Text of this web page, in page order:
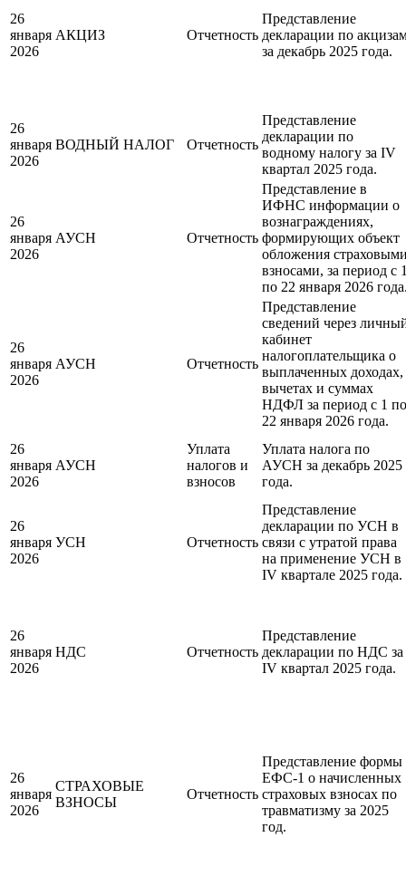
26
января
2026
АКЦИЗ Отчетность
Представление
декларации по
за декабрь 2025 года.
26
января
2026
ВОДНЫЙ НАЛОГ Отчетность
Представление
декларации по
водному налогу за IV
квартал 2025 года.
26
января
2026
АУСН Отчетность
Представление в
ИФНС информации о
вознаграждениях,
формирующих объект
обложения
взносами, за период с
по 22 января 2026
26
января
2026
АУСН Отчетность
Представление
сведений через
кабинет
налогоплательщика о
выплаченных доходах,
вычетах и суммах
НДФЛ за период с 1 по
22 января 2026 года.
26
января
2026
АУСН
Уплата
налогов и
взносов
Уплата налога по
АУСН за декабрь 2025
года.
26
января
2026
УСН Отчетность
Представление
декларации по УСН в
связи с утратой права
на применение УСН в
IV квартале 2025 года.
26
января
2026
НДС Отчетность
Представление
декларации по НДС за
IV квартал 2025 года.
26
января
2026
СТРАХОВЫЕ
ВЗНОСЫ
Отчетность
Представление формы
ЕФС-1 о начисленных
страховых взносах по
травматизму за 2025
год.